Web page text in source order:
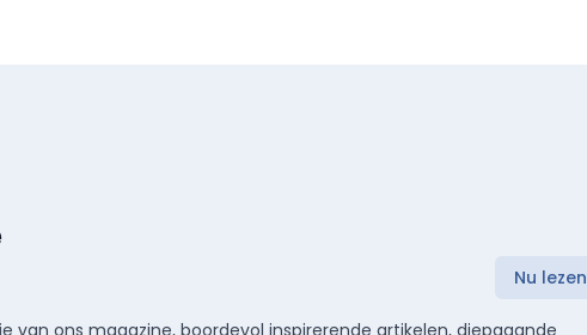
Nu lezen
van ons magazine, boordevol inspirerende artikelen, diepgaande